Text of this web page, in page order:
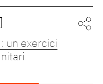
un exercici